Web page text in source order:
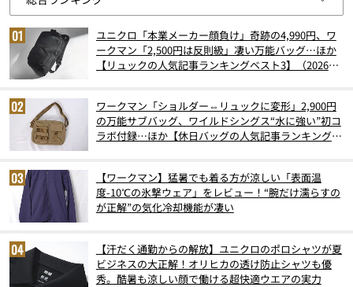
ユニクロ「本業メーカー顔負け」奇跡の4,990円、ワ
ークマン「2,500円は反則級」凄い万能バッグ…ほか
【リュックの人気記事ランキングベスト3】（2026年
ワークマン「ショルダー⇔リュックに変形」2,900円
の万能サブバッグ、ワイルドシングス“水に強い”初コ
ラボ付録…ほか【休日バッグの人気記事ランキングベ
【ワークマン】猛暑でも着る方が涼しい「表面温
度-10℃の氷撃ウェア」をレビュー！“腕だけ濡らすの
が正解”の気化冷却機能が凄い
【汗だく通勤からの解放】ユニクロのポロシャツが夏
ビジネスの大正解！オリヒカの透け防止シャツも優
秀。酷暑も涼しい顔で働ける超快適ウエアの実力